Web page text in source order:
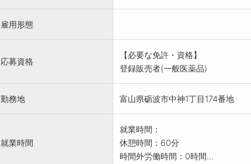
雇用形態
応募資格
【必要な免許・資格】
登録販売者(一般医薬品)
勤務地 富山県砺波市中神1丁目174番地
就業時間
就業時間：
休憩時間：60分
時間外労働時間：0時間...